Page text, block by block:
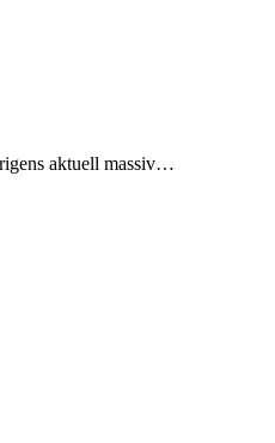
aktuell massiv…